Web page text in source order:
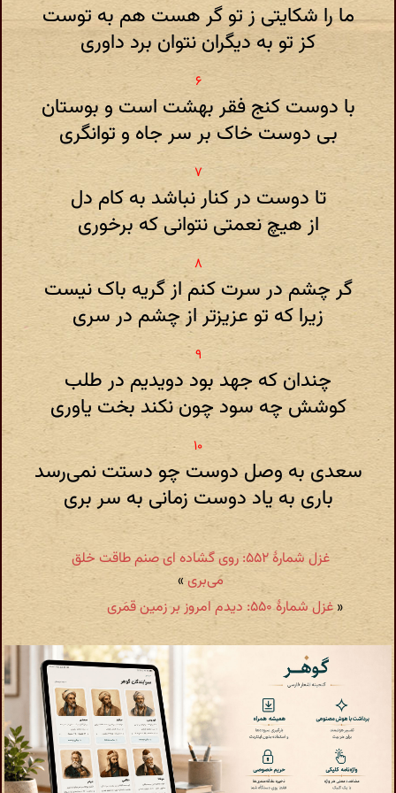
ما را شکایتی ز تو گر هست هم به توست
کز تو به دیگران نتوان برد داوری
با دوست کنج فقر بهشت است و بوستان
بی دوست خاک بر سر جاه و توانگری
تا دوست در کنار نباشد به کام دل
از هیچ نعمتی نتوانی که برخوری
گر چشم در سرت کنم از گریه باک نیست
زیرا که تو عزیزتر از چشم در سری
چندان که جهد بود دویدیم در طلب
کوشش چه سود چون نکند بخت یاوری
سعدی به وصل دوست چو دستت نمی‌رسد
باری به یاد دوست زمانی به سر بری
غزل شمارهٔ ۵۵۲: روی گشاده ای صنم طاقت خلق
می‌بری »
«غزل شمارهٔ ۵۵۰: دیدم امروز بر زمین قمَری